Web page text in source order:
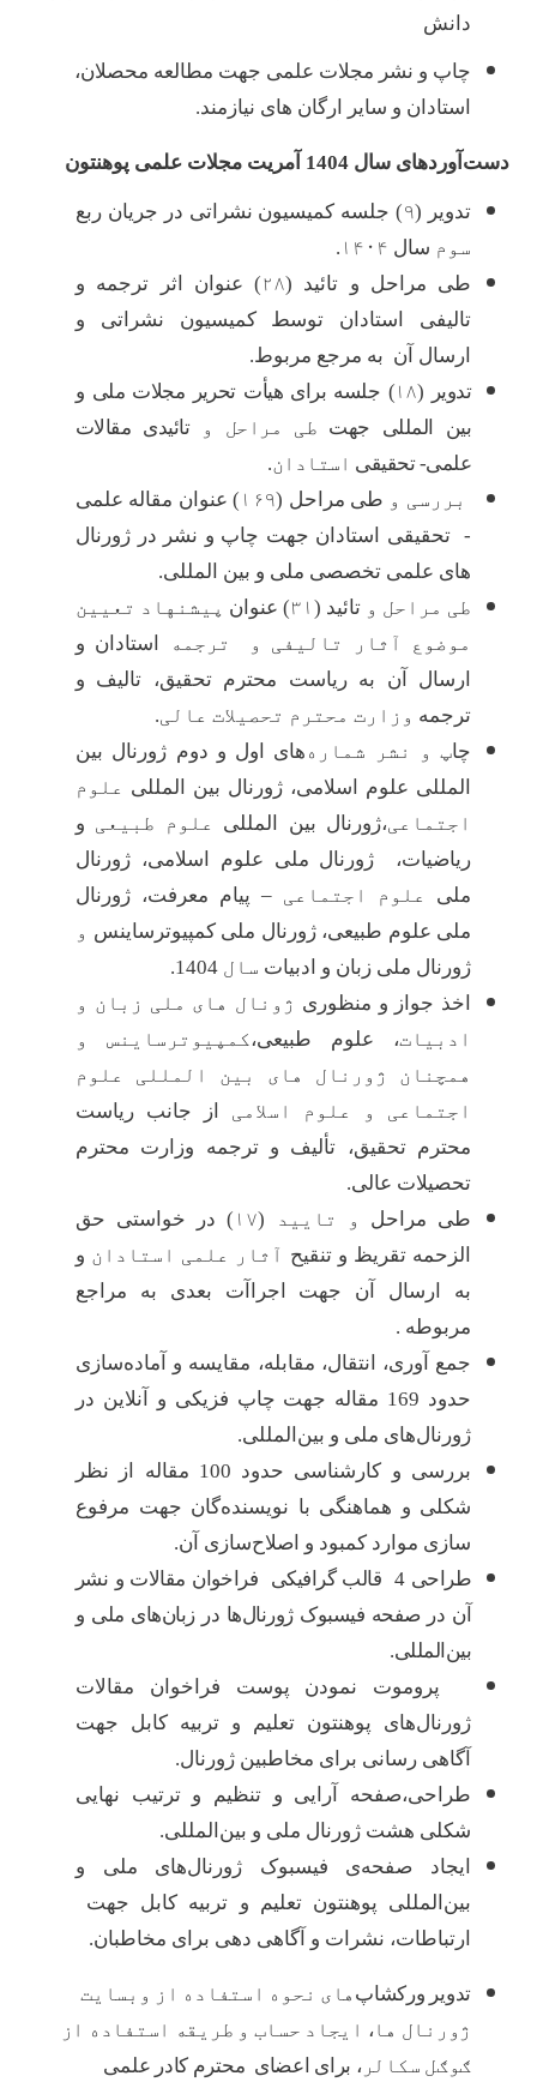
دانش
چاپ و نشر مجلات علمی جهت مطالعه محصلان،
استادان و سایر ارگان های نیازمند.
دست‌آوردهای سال 1404 آمریت مجلات علمی پوهنتون
تدویر (۹) جلسه کمیسیون نشراتی در جریان ربع
سوم سال ۱۴۰۴ .
طی مراحل و تائید (۲۸) عنوان اثر ترجمه و
تالیفی استادان توسط کمیسیون نشراتی و
ارسال آن به مرجع مربوط.
تدویر (۱۸) جلسه برای هیأت تحریر مجلات ملی و
بین المللی جهت طی مراحل و
تائیدی مقالات
علمی- تحقیقی استادان.
بررسی و طی مراحل (۱۶۹ ) عنوان مقاله علمی
- تحقیقی استادان جهت چاپ و نشر در ژورنال
های علمی تخصصی ملی و بین المللی.
طی مراحل و تائید ( ۳۱) عنوان پیشنهاد تعیین
موضوع آثار تالیفی و ترجمه
استادان و
ارسال آن به ریاست محترم تحقیق، تالیف و
ترجمه وزارت محترم تحصیلات عالی.
چاپ و نشر شماره ‌های اول و دوم ژورنال بین
المللی علوم اسلامی، ژورنال بین المللی علوم
اجتماعی،ژورنال بین المللی علوم طبیعی و
ریاضیات، ژورنال ملی علوم اسلامی، ژورنال
ملی
علوم اجتماعی – پیام معرفت، ژورنال
ملی علوم طبیعی، ژورنال ملی کمپیوترساینس و
ژورنال ملی زبان و ادبیات سال 1404
.
اخذ جواز و منظوری ژونال های ملی زبان و
ادبیات، علوم طبیعی،کمپیوترساینس و
همچنان ژورنال های بین المللی علوم
اجتماعی و علوم اسلامی از جانب ریاست
محترم تحقیق، تألیف و ترجمه وزارت محترم
تحصیلات عالی.
طی مراحل و تایید (۱۷ ) در خواستی حق
الزحمه تقریظ و تنقیح آثار علمی استادان و
به ارسال آن جهت اجراآت بعدی به مراجع
مربوطه .
جمع آوری، انتقال، مقابله، مقایسه‌ و آماده‌سازی
حدود 169 مقاله جهت چاپ فزیکی و آنلاین در
ژورنال‌های ملی و بین‌المللی.
بررسی و کارشناسی حدود 100 مقاله از نظر
شکلی و هماهنگی با نویسنده‌گان جهت مرفوع
سازی موارد کمبود و اصلاح‌سازی آن.
طراحی 4 قالب گرافیکی فراخوان مقالات و نشر
آن در صفحه فیسبوک ژورنال‌ها در زبان‌های ملی و
بین‌المللی.
پروموت نمودن پوست فراخوان مقالات
ژورنال‌های پوهنتون تعلیم و تربیه کابل جهت
آگاهی رسانی برای مخاطبین ژورنال.
طراحی،صفحه‌ آرایی و تنظیم و ترتیب نهایی
شکلی هشت ژورنال ملی و بین‌المللی.
ایجاد صفحه‌ی فیسبوک ژورنال‌های ملی و
بین‌المللی پوهنتون تعلیم و تربیه کابل جهت
ارتباطات، نشرات و آگاهی دهی برای مخاطبان.
تدویر ورکشاپ‌ های نحوه استفاده از وبسایت
ژورنال ها ، ایجاد حساب و طریقه استفاده از
ګوګل سکالر ، برای اعضای محترم کادر علمی